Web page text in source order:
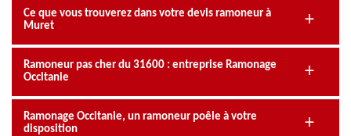
Ce que vous trouverez dans votre devis ramoneur à
Muret
Ramoneur pas cher du 31600 : entreprise Ramonage
Occitanie
Ramonage Occitanie, un ramoneur poêle à votre
disposition